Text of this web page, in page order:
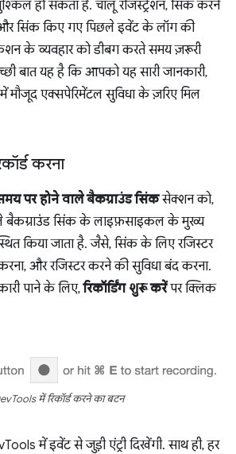
हो सकता है. चालू रजिस्ट्रेशन, सिंक करने
सिंक किए गए पिछले इवेंट के लॉग की
के व्यवहार को डीबग करते समय ज़रूरी
बात यह है कि आपको यह सारी जानकारी,
मौजूद एक्सपेरिमेंटल सुविधा के ज़रिए मिल
करना
पर होने वाले बैकग्राउंड सिंकसेक्शन को,
बैकग्राउंड सिंक के लाइफ़साइकल के मुख्य
किया जाता है. जैसे, सिंक के लिए रजिस्टर
और रजिस्टर करने की सुविधा बंद करना.
पाने के लिए,रिकॉर्डिंग शुरू करेंपर क्लिक
में रिकॉर्ड करने का बटन
में इवेंट से जुड़ी एंट्री दिखेंगी. साथ ही, हर